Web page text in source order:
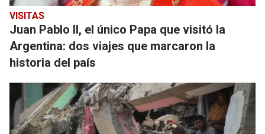
VISITAS
Juan Pablo II, el único Papa que visitó la
Argentina: dos viajes que marcaron la
historia del país